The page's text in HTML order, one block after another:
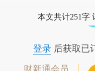
本文共计251字
登录后获取已
财新通会员